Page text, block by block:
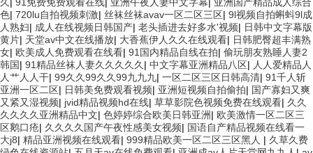
色| 720lu自拍视频刺激| 丝袜丝袜avav一区二区三区| 9l视频自拍蝌蚪9l成
人熟妇| 成人在线视频日韩国产| 老头插进去好多水'视频| 日韩中文字幕版
黄片| 天堂av中文在线播放| 大香蕉伊人久久在线观看| 日韩肥臀超丰满熟
女| 欧美成人免费观看在线看| 91国内精品自线在拍| 偷玩朋友熟睡人妻2
韩国| 91精品丝袜人妻久久久久久 | 中文字幕亚洲精品八区| 人人爱精品人
人艹人人干| 99久久99久久99九九九| 一区二区三区日韩高清| 91千人斩
亚洲一区二区| 日韩美免费观看视频| 亚洲短视频自拍偷拍| 国产寡妇又爽
又紧又湿视频| jvid精品视频hd在线| 草草影院色视频免费在线观看| 久久
久久久久亚洲精品中文| 色婷婷综合欧美日韩亚洲| 欧美激情一区二区三
区鹅口疮| 久久久久国产午夜性感美女视频| 国语自产精品视频在线看一
大j8| 精品亚洲视频在线观看| 999精品欧美一区二区三区黑人 | 久草久费